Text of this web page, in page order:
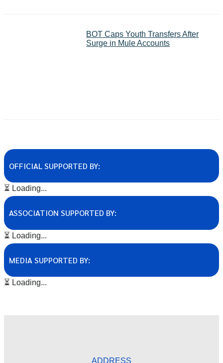
BOT Caps Youth Transfers After
Surge in Mule Accounts
OFFICIAL SUPPORTED BY:
⏳ Loading...
ASSOCIATION SUPPORTED BY:
⏳ Loading...
MEDIA SUPPORTED BY:
⏳ Loading...
ADDRESS